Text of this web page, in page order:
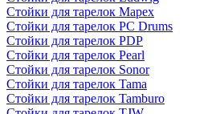
Стойки для тарелок Mapex
Стойки для тарелок PC Drums
Стойки для тарелок PDP
Стойки для тарелок Pearl
Стойки для тарелок Sonor
Стойки для тарелок Tama
Стойки для тарелок Tamburo